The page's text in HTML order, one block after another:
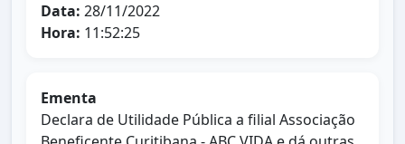
Data: 28/11/2022
Hora: 11:52:25
Ementa
Declara de Utilidade Pública a filial Associação